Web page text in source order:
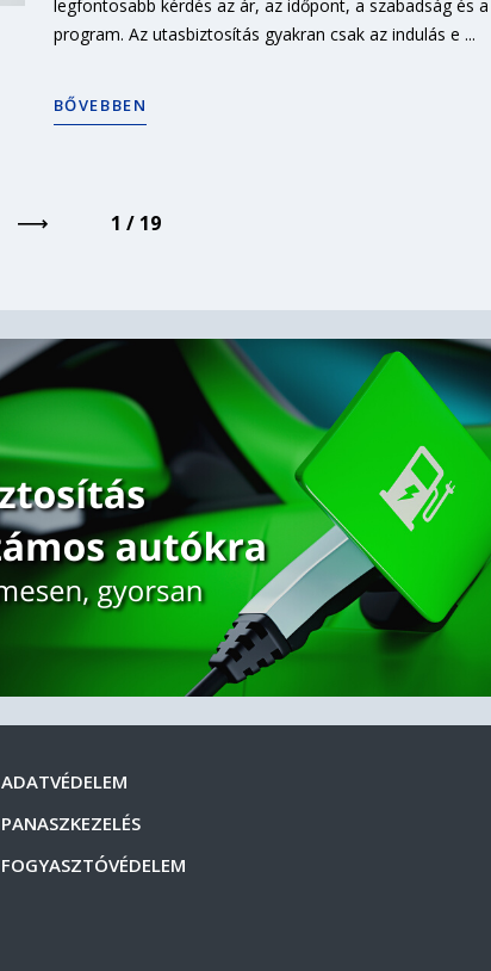
legfontosabb kérdés az ár, az időpont, a szabadság és a
program. Az utasbiztosítás gyakran csak az indulás e ...
BŐVEBBEN
1 / 19
ADATVÉDELEM
PANASZKEZELÉS
FOGYASZTÓVÉDELEM